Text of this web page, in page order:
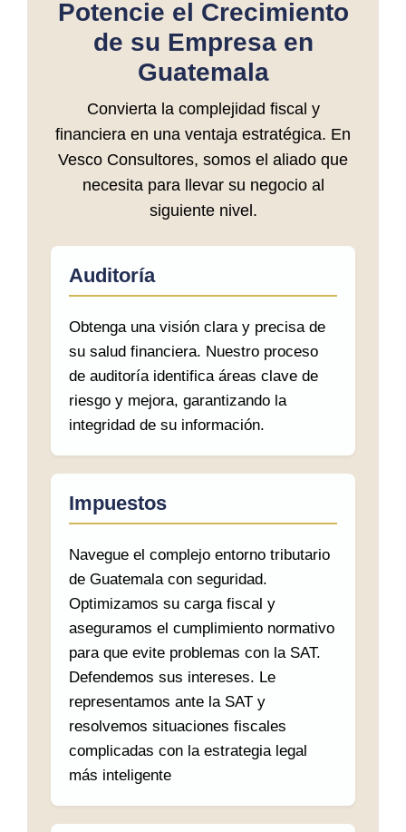
Potencie el Crecimiento
de su Empresa en
Guatemala
Convierta la complejidad fiscal y
financiera en una ventaja estratégica. En
Vesco Consultores, somos el aliado que
necesita para llevar su negocio al
siguiente nivel.
Auditoría
Obtenga una visión clara y precisa de
su salud financiera. Nuestro proceso
de auditoría identifica áreas clave de
riesgo y mejora, garantizando la
integridad de su información.
Impuestos
Navegue el complejo entorno tributario
de Guatemala con seguridad.
Optimizamos su carga fiscal y
aseguramos el cumplimiento normativo
para que evite problemas con la SAT.
Defendemos sus intereses. Le
representamos ante la SAT y
resolvemos situaciones fiscales
complicadas con la estrategia legal
más inteligente